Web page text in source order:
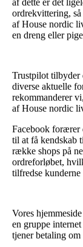
ordrekvittering,
af House nordic
en dreng eller
Trustpilot
diverse aktuelle
rekommanderer
af House nordic
Facebook forærer
til at få kendskab
række shops på
ordreforløbet,
tilfredse kunderne
Vores
en gruppe
tjener betaling